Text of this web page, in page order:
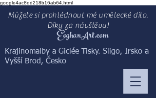
google4ac8dd218b16ab64.html
EoghanArt.com
Krajinomalby a Giclée Tisky. Sligo, Irsko a
Vyšší Brod, Česko
Můžete si prohlédnout mé umělecké dílo.
Díky za návštěvu!